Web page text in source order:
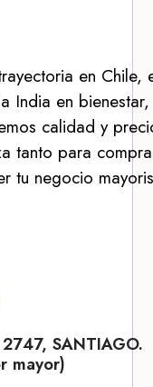
en Chile,
India en
calidad y
tanto para
tu negocio
2747, SANTIAGO.
mayor)